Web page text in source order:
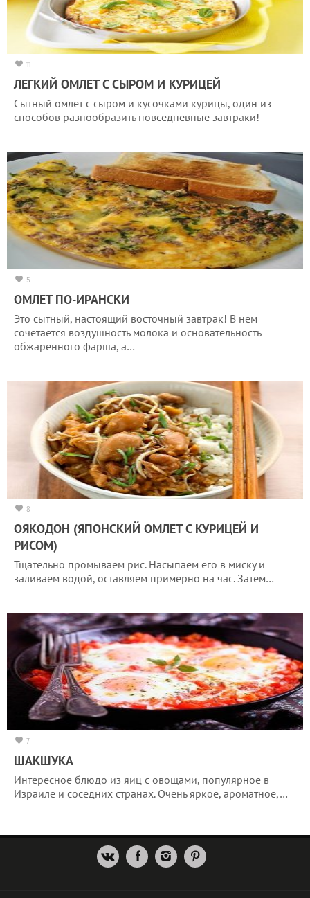
11
ЛЕГКИЙ ОМЛЕТ С СЫРОМ И КУРИЦЕЙ
Сытный омлет с сыром и кусочками курицы, один из
способов разнообразить повседневные завтраки!
5
ОМЛЕТ ПО-ИРАНСКИ
Это сытный, настоящий восточный завтрак! В нем
сочетается воздушность молока и основательность
обжаренного фарша, а…
8
ОЯКОДОН (ЯПОНСКИЙ ОМЛЕТ С КУРИЦЕЙ И
РИСОМ)
Тщательно промываем рис. Насыпаем его в миску и
заливаем водой, оставляем примерно на час. Затем…
7
ШАКШУКА
Интересное блюдо из яиц с овощами, популярное в
Израиле и соседних странах. Очень яркое, ароматное,…